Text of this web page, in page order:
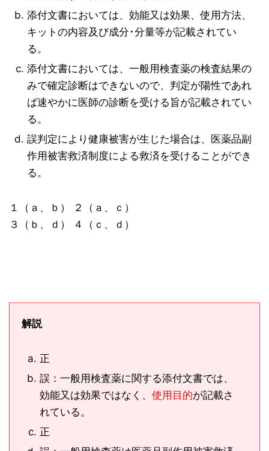
添付文書においては、効能又は効果、使用方法、
キットの内容及び成分･分量等が記載されてい
る。
添付文書においては、一般用検査薬の検査結果の
みで確定診断はできないので、判定が陽性であれ
ば速やかに医師の診断を受ける旨が記載されてい
る。
誤判定により健康被害が生じた場合は、医薬品副
作用被害救済制度による救済を受けることができ
る。
１（ａ、ｂ） ２（ａ、ｃ）
３（ｂ、ｄ） ４（ｃ、ｄ）
解説
正
誤：一般用検査薬に関する添付文書では、
効能又は効果ではなく、 使用目的が記載さ
れている。
正